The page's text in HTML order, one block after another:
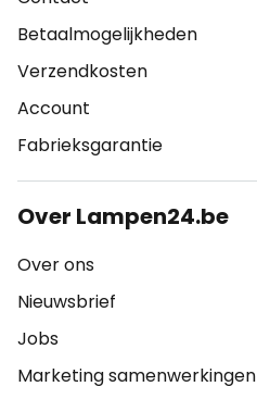
Betaalmogelijkheden
Verzendkosten
Account
Fabrieksgarantie
Over Lampen24.be
Over ons
Nieuwsbrief
Jobs
Marketing samenwerkingen